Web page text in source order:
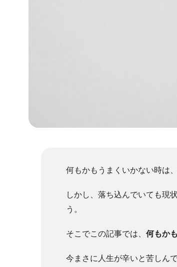
何もかもうまくいかない時は
しかし、落ち込んでいても現
う。
そこでこの記事では、 何もか
今まさに人生が辛いと苦しん